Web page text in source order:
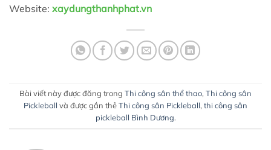
Website: xaydungthanhphat.vn
Bài viết này được đăng trong Thi công sân thể thao, Thi công sân
Pickleball và được gắn thẻThi công sân Pickleball, thi công sân
pickleball Bình Dương.